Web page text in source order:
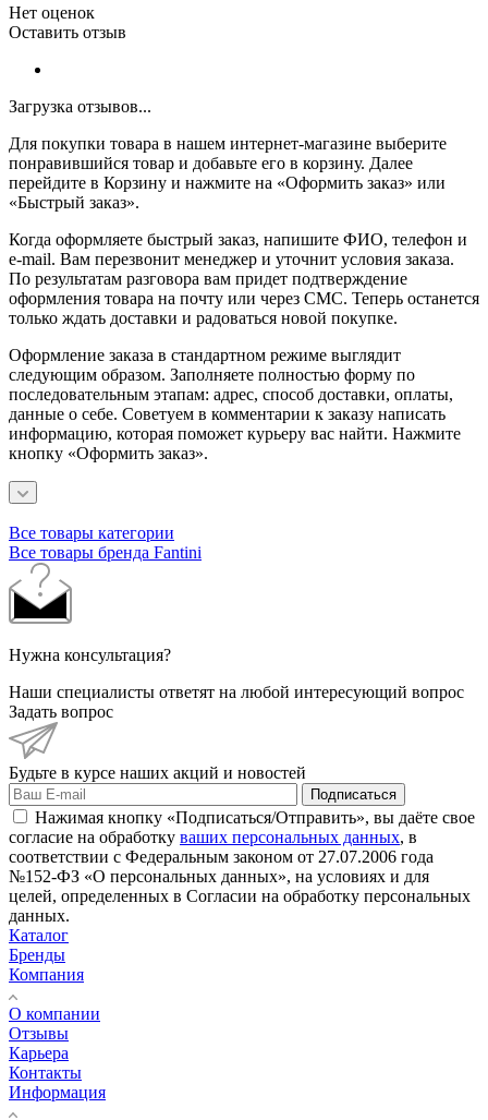
Нет оценок
Оставить отзыв
Загрузка отзывов...
Для покупки товара в нашем интернет-магазине выберите
понравившийся товар и добавьте его в корзину. Далее
перейдите в Корзину и нажмите на «Оформить заказ» или
«Быстрый заказ».
Когда оформляете быстрый заказ, напишите ФИО, телефон и
e-mail. Вам перезвонит менеджер и уточнит условия заказа.
По результатам разговора вам придет подтверждение
оформления товара на почту или через СМС. Теперь останется
только ждать доставки и радоваться новой покупке.
Оформление заказа в стандартном режиме выглядит
следующим образом. Заполняете полностью форму по
последовательным этапам: адрес, способ доставки, оплаты,
данные о себе. Советуем в комментарии к заказу написать
информацию, которая поможет курьеру вас найти. Нажмите
кнопку «Оформить заказ».
Все товары категории
Все товары бренда Fantini
Нужна консультация?
Наши специалисты ответят на любой интересующий вопрос
Задать вопрос
Будьте в курсе наших акций и новостей
Подписаться
Нажимая кнопку «Подписаться/Отправить», вы даёте свое
согласие на обработку ваших персональных данных, в
соответствии с Федеральным законом от 27.07.2006 года
№152-ФЗ «О персональных данных», на условиях и для
целей, определенных в Согласии на обработку персональных
данных.
Каталог
Бренды
Компания
О компании
Отзывы
Карьера
Контакты
Информация